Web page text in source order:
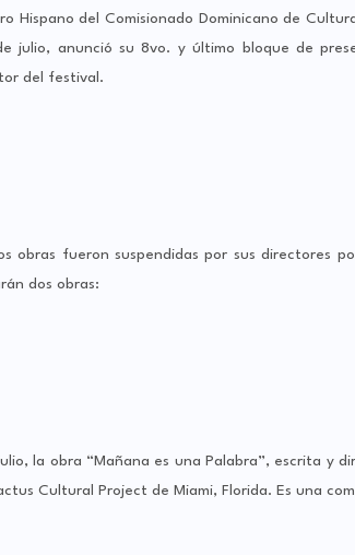
Hispano del Comisionado Dominicano de
julio, anunció su 8vo. y último bloque de
del festival.
obras fueron suspendidas por sus directores
dos obras:
la obra “Mañana es una Palabra”, escrita y
Cultural Project de Miami, Florida. Es una